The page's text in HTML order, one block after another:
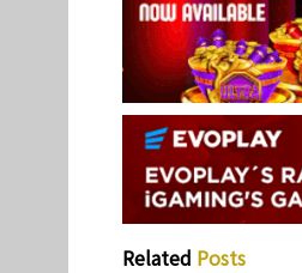
Related Posts